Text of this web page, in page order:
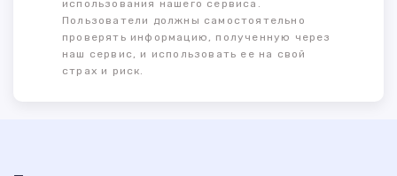
использования нашего сервиса.
Пользователи должны самостоятельно
проверять информацию, полученную через
наш сервис, и использовать ее на свой
страх и риск.